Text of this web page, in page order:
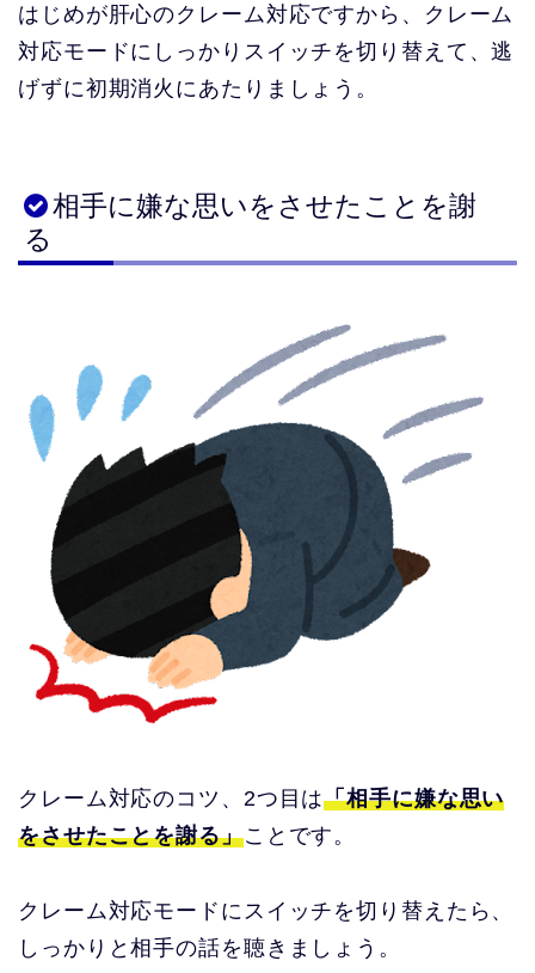
はじめが肝心のクレーム対応ですから、クレーム
対応モードにしっかりスイッチを切り替えて、逃
げずに初期消火にあたりましょう。
相手に嫌な思いをさせたことを謝
る
クレーム対応のコツ、2つ目は「相手に嫌な思い
をさせたことを謝る」ことです。
クレーム対応モードにスイッチを切り替えたら、
しっかりと相手の話を聴きましょう。